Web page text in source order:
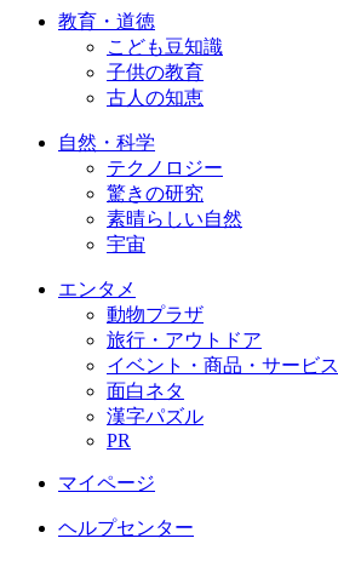
教育・道徳
こども豆知識
子供の教育
古人の知恵
自然・科学
テクノロジー
驚きの研究
素晴らしい自然
宇宙
エンタメ
動物プラザ
旅行・アウトドア
イベント・商品・サービス
面白ネタ
漢字パズル
PR
マイページ
ヘルプセンター